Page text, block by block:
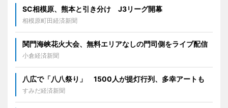
SC相模原、熊本と引き分け J3リーグ開幕
相模原町田経済新聞
関門海峡花火大会、無料エリアなしの門司側をライブ配信
小倉経済新聞
八広で「八八祭り」 1500人が提灯行列、多幸アートも
すみだ経済新聞